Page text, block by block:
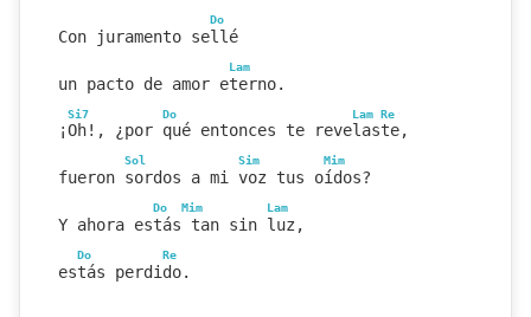
Do
Con juramento sellé
Lam
un pacto de amor eterno.
Si7 Do Lam Re
¡Oh!, ¿por qué entonces te revelaste,
Sol Sim Mim
fueron sordos a mi voz tus oídos?
Do Mim Lam
Y ahora estás tan sin luz,
Do Re
estás perdido.